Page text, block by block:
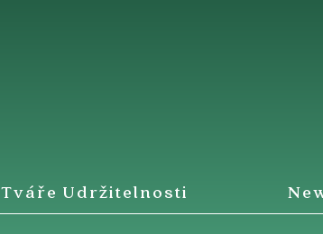
Tváře Udržitelnosti